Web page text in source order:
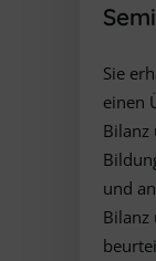
Sie
einen
Bilanz
und
Bilanz